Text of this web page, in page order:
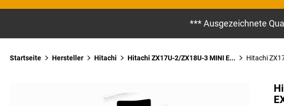
*** Ausgezeichnete
Startseite Hersteller Hitachi Hitachi ZX17U-2/ZX18U-3 MINI E... Hitachi